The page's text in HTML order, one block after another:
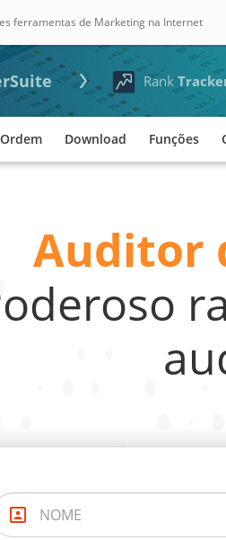
ferramentas de Marketing na Internet
Rank
Ordem Download Funções
Auditor